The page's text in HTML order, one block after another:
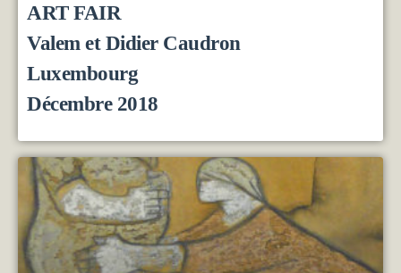
ART FAIR
Valem et Didier Caudron
Luxembourg
Décembre 2018